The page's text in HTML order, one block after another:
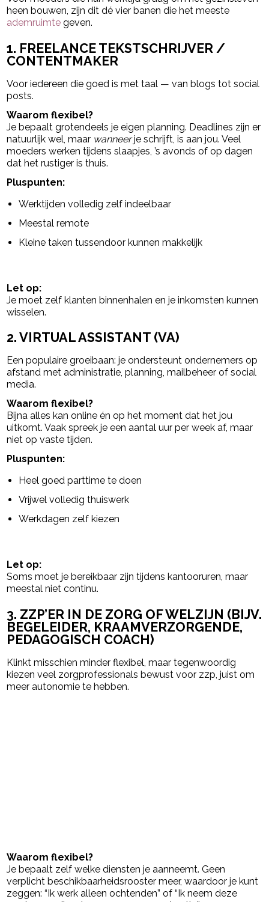
heen bouwen, zijn dit dé vier banen die het meeste
ademruimte geven.
1. FREELANCE TEKSTSCHRIJVER /
CONTENTMAKER
Voor iedereen die goed is met taal — van blogs tot social
posts.
Waarom flexibel?
Je bepaalt grotendeels je eigen planning. Deadlines zijn er
natuurlijk wel, maar wanneerje schrijft, is aan jou. Veel
moeders werken tijdens slaapjes, ’s avonds of op dagen
dat het rustiger is thuis.
Pluspunten:
Werktijden volledig zelf indeelbaar
Meestal remote
Kleine taken tussendoor kunnen makkelijk
Let op:
Je moet zelf klanten binnenhalen en je inkomsten kunnen
wisselen.
2. VIRTUAL ASSISTANT (VA)
Een populaire groeibaan: je ondersteunt ondernemers op
afstand met administratie, planning, mailbeheer of social
media.
Waarom flexibel?
Bijna alles kan online én op het moment dat het jou
uitkomt. Vaak spreek je een aantal uur per week af, maar
niet op vaste tijden.
Pluspunten:
Heel goed parttime te doen
Vrijwel volledig thuiswerk
Werkdagen zelf kiezen
Let op:
Soms moet je bereikbaar zijn tijdens kantooruren, maar
meestal niet continu.
3. ZZP’ER IN DE ZORG OF WELZIJN (BIJV.
BEGELEIDER, KRAAMVERZORGENDE,
PEDAGOGISCH COACH)
Klinkt misschien minder flexibel, maar tegenwoordig
kiezen veel zorgprofessionals bewust voor zzp, juist om
meer autonomie te hebben.
Waarom flexibel?
Je bepaalt zelf welke diensten je aanneemt. Geen
verplicht beschikbaarheidsrooster meer, waardoor je kunt
zeggen: “Ik werk alleen ochtenden” of “Ik neem deze